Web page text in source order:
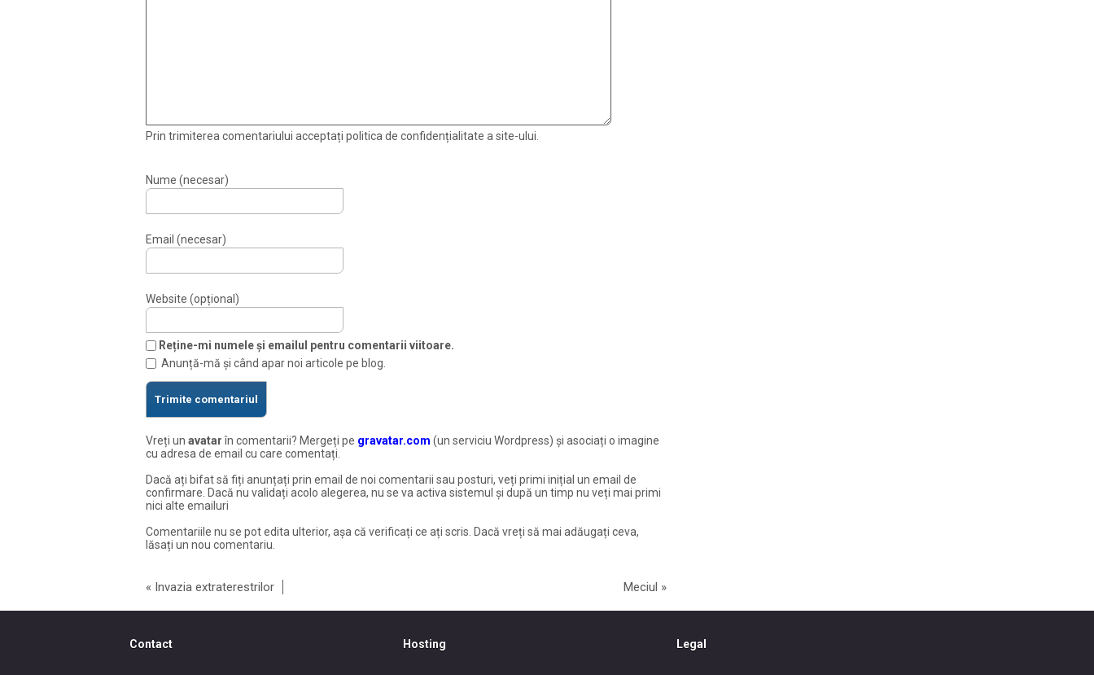
Prin trimiterea comentariului acceptați politica de confidențialitate a site-ului.
Nume (necesar)
Email (necesar)
Website (opțional)
Reține-mi numele și emailul pentru comentarii viitoare.
Anunță-mă și când apar noi articole pe blog.
Vreți un avatarîn comentarii? Mergeți pe gravatar.com (un serviciu Wordpress) și asociați o imagine
cu adresa de email cu care comentați.
Dacă ați bifat să fiți anunțați prin email de noi comentarii sau posturi, veți primi inițial un email de
confirmare. Dacă nu validați acolo alegerea, nu se va activa sistemul și după un timp nu veți mai primi
nici alte emailuri
Comentariile nu se pot edita ulterior, așa că verificați ce ați scris. Dacă vreți să mai adăugați ceva,
lăsați un nou comentariu.
« Invazia extraterestrilor Meciul »
Contact Hosting Legal